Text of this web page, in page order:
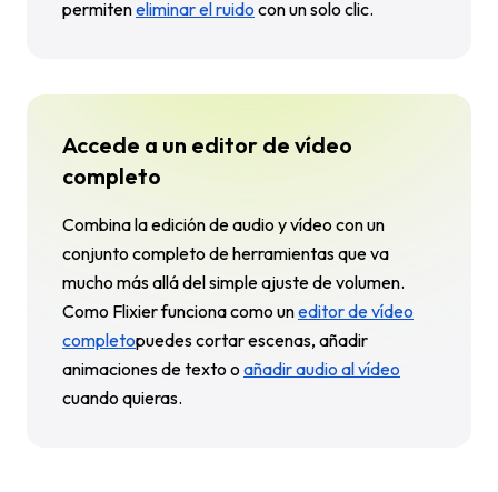
permiteneliminar el ruido con un solo clic.
Accede a un editor de vídeo
completo
Combina la edición de audio y vídeo con un
conjunto completo de herramientas que va
mucho más allá del simple ajuste de volumen.
Como Flixier funciona como uneditor de vídeo
completopuedes cortar escenas, añadir
animaciones de texto o añadir audio al vídeo
cuando quieras.